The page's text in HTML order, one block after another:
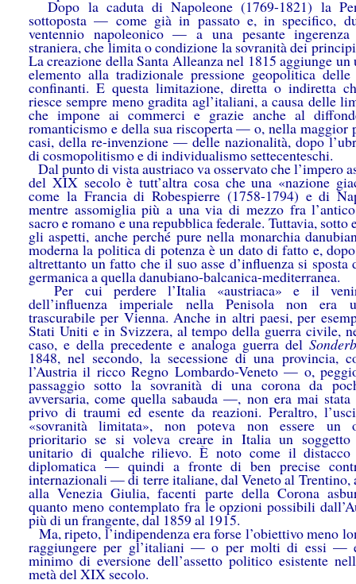
Dopo la caduta di Napoleone (1769-1821) la
sottoposta — come già in passato e, in specifico,
ventennio napoleonico — a una pesante
straniera, che limita o condizione la sovranità dei
La creazione della Santa Alleanza nel 1815 aggiunge
elemento alla tradizionale pressione geopolitica delle
confinanti. E questa limitazione, diretta o indiretta
riesce sempre meno gradita agl’italiani, a causa delle
che impone ai commerci e grazie anche al
romanticismo e della sua riscoperta — o, nella maggior
casi, della re-invenzione — delle nazionalità, dopo
di cosmopolitismo e di individualismo settecenteschi.
Dal punto di vista austriaco va osservato che l’impero
del XIX secolo è tutt’altra cosa che una «nazione
come la Francia di Robespierre (1758-1794) e di
mentre assomiglia più a una via di mezzo fra
sacro e romano e una repubblica federale. Tuttavia, sotto
gli aspetti, anche perché pure nella monarchia
moderna la politica di potenza è un dato di fatto e,
altrettanto un fatto che il suo asse d’influenza si sposta
germanica a quella danubiano-balcanica-mediterranea.
Per cui perdere l’Italia «austriaca» e il
dell’influenza imperiale nella Penisola non era
trascurabile per Vienna. Anche in altri paesi, per
Stati Uniti e in Svizzera, al tempo della guerra civile,
caso, e della precedente e analoga guerra del
1848, nel secondo, la secessione di una provincia,
l’Austria il ricco Regno Lombardo-Veneto — o,
passaggio sotto la sovranità di una corona da
avversaria, come quella sabauda —, non era mai
privo di traumi ed esente da reazioni. Peraltro,
«sovranità limitata», non poteva non essere un
prioritario se si voleva creare in Italia un soggetto
unitario di qualche rilievo. È noto come il
diplomatica — quindi a fronte di ben precise
internazionali — di terre italiane, dal Veneto al Trentino,
alla Venezia Giulia, facenti parte della Corona
quanto meno contemplato fra le opzioni possibili
più di un frangente, dal 1859 al 1915.
Ma, ripeto, l’indipendenza era forse l’obiettivo meno
raggiungere per gl’italiani — o per molti di essi —
minimo di eversione dell’assetto politico esistente
metà del XIX secolo.